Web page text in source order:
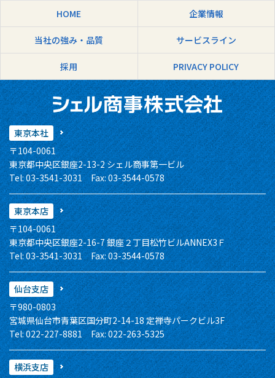
HOME
企業情報
当社の強み・品質 サービスライン
採用 PRIVACY POLICY
東京本社
〒104-0061
東京都中央区銀座2-13-2 シェル商事第一ビル
Tel: 03-3541-3031 Fax: 03-3544-0578
東京本店
〒104-0061
東京都中央区銀座2-16-7 銀座２丁目松竹ビルANNEX3Ｆ
Tel: 03-3541-3031 Fax: 03-3544-0578
仙台支店
〒980-0803
宮城県仙台市青葉区国分町2-14-18 定禅寺パークビル3F
Tel: 022-227-8881 Fax: 022-263-5325
横浜支店